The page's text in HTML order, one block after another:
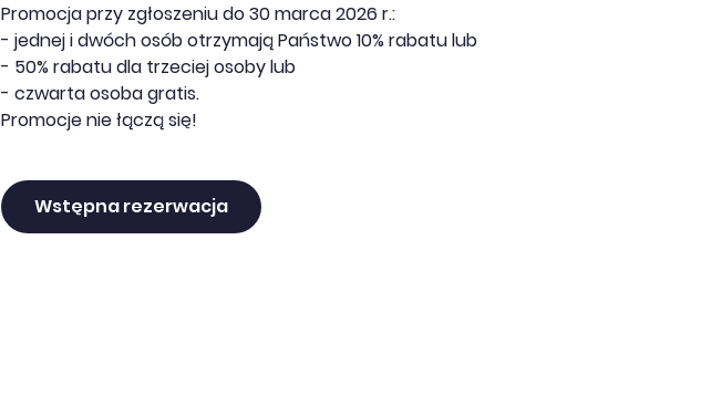
Promocja przy zgłoszeniu do 30 marca 2026 r.:
- jednej i dwóch osób otrzymają Państwo 10% rabatu lub
- 50% rabatu dla trzeciej osoby lub
- czwarta osoba gratis.
Promocje nie łączą się!
Wstępna rezerwacja